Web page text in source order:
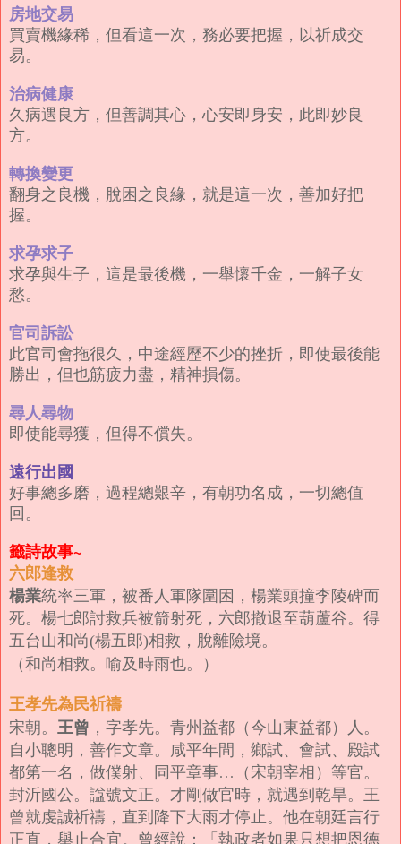
房地交易
買賣機緣稀，但看這一次，務必要把握，以祈成交
易。
治病健康
久病遇良方，但善調其心，心安即身安，此即妙良
方。
轉換變更
翻身之良機，脫困之良緣，就是這一次，善加好把
握。
求孕求子
求孕與生子，這是最後機，一舉懷千金，一解子女
愁。
官司訴訟
此官司會拖很久，中途經歷不少的挫折，即使最後能
勝出，但也筋疲力盡，精神損傷。
尋人尋物
即使能尋獲，但得不償失。
遠行出國
好事總多磨，過程總艱辛，有朝功名成，一切總值
回。
籤詩故事~
六郎逢救
楊業統率三軍，被番人軍隊圍困，楊業頭撞李陵碑而
死。 楊七郎討救兵被箭射死，六郎撤退至葫蘆谷。得
五台山和尚(楊五郎)相救，脫離險境。
（和尚相救。喻及時雨也。）
王孝先為民祈禱
宋朝。 王曾 ，字孝先。青州益都（今山東益都）人。
自小聰明，善作文章。 咸平年間，鄉試、會試、殿試
都第一名，做僕射、同平章事…（宋朝宰相）等官。
封沂國公。諡號文正。 才剛做官時，就遇到乾旱。王
曾就虔誠祈禱，直到降下大雨才停止。 他在朝廷言行
正直，舉止合宜。曾經說：「執政者如果只想把恩德